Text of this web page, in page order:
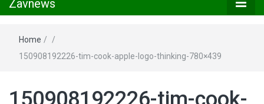
Zavnews
Home / /
150908192226-tim-cook-apple-logo-thinking-780×439